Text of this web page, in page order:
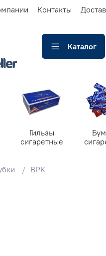
Контакты
Каталог
Гильзы
сигаретные
BPK